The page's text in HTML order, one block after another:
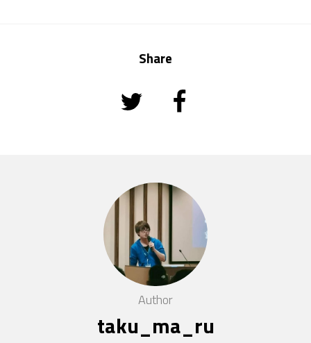
Share
Author
taku_ma_ru